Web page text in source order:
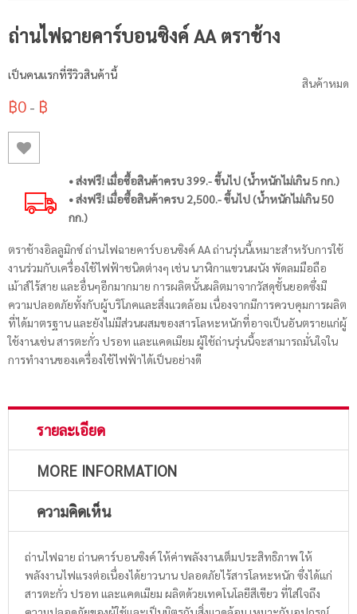
ถ่านไฟฉายคาร์บอนซิงค์ AA ตราช้าง
สินค้าหมด
เป็นคนแรกที่รีวิวสินค้านี้
฿0 - ฿
• ส่งฟรี! เมื่อซื้อสินค้าครบ 399.- ขึ้นไป (น้ำหนักไม่เกิน 5 กก.)
• ส่งฟรี! เมื่อซื้อสินค้าครบ 2,500.- ขึ้นไป (น้ำหนักไม่เกิน 50
กก.)
ตราช้างอิลลูมิกซ์ ถ่านไฟฉายคาร์บอนซิงค์ AA ถ่านรุ่นนี้เหมาะสำหรับการใช้
งานร่วมกับเครื่องใช้ไฟฟ้าชนิดต่างๆ เช่น นาฬิกาแขวนผนัง พัดลมมือถือ
เม้าส์ไร้สาย และอื่นๆอีกมากมาย การผลิตนั้นผลิตมาจากวัสดุชั้นยอดซึ่งมี
ความปลอดภัยทั้งกับผู้บริโภคและสิ่งแวดล้อม เนื่องจากมีการควบคุมการผลิต
ที่ได้มาตรฐาน และยังไม่มีส่วนผสมของสารโลหะหนักที่อาจเป็นอันตรายแก่ผู้
ใช้งานเช่น สารตะกั่ว ปรอท และแคดเมียม ผู้ใช้ถ่านรุ่นนี้จะสามารถมั่นใจใน
การทำงานของเครื่องใช้ไฟฟ้าได้เป็นอย่างดี
รายละเอียด
MORE INFORMATION
ความคิดเห็น
ถ่านไฟฉาย ถ่านคาร์บอนซิงค์ ให้ค่าพลังงานเต็มประสิทธิภาพ ให้
พลังงานไฟแรงต่อเนื่องได้ยาวนาน ปลอดภัยไร้สารโลหะหนัก ซึ่งได้แก่
สารตะกั่ว ปรอท และแคดเมียม ผลิตด้วยเทคโนโลยีสีเขียว ที่ใส่ใจถึง